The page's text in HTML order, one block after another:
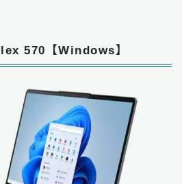
570【Windows】